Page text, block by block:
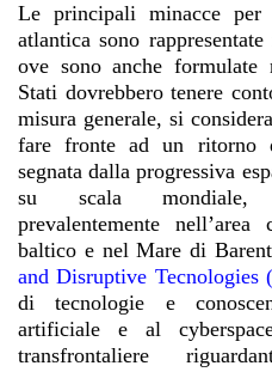
Le principali minacce per
atlantica sono
ove sono anche
Stati dovrebbero tenere
misura generale, si
fare fronte ad un ritorno
segnata dalla progressiva
su scala mondiale,
prevalentemente
baltico e nel Mare di
and Disruptive Tecnologies
di tecnologie e
artificiale e al
transfrontaliere